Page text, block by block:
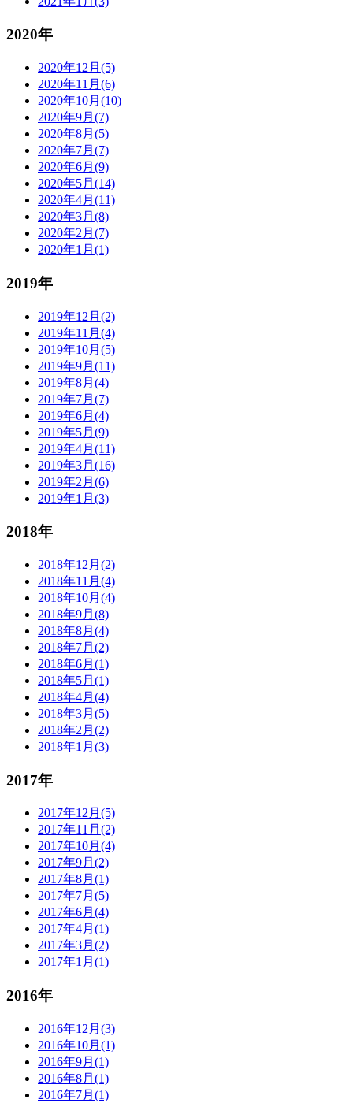
2020年
2020年12月(5)
2020年11月(6)
2020年10月(10)
2020年9月(7)
2020年8月(5)
2020年7月(7)
2020年6月(9)
2020年5月(14)
2020年4月(11)
2020年3月(8)
2020年2月(7)
2020年1月(1)
2019年
2019年12月(2)
2019年11月(4)
2019年10月(5)
2019年9月(11)
2019年8月(4)
2019年7月(7)
2019年6月(4)
2019年5月(9)
2019年4月(11)
2019年3月(16)
2019年2月(6)
2019年1月(3)
2018年
2018年12月(2)
2018年11月(4)
2018年10月(4)
2018年9月(8)
2018年8月(4)
2018年7月(2)
2018年6月(1)
2018年5月(1)
2018年4月(4)
2018年3月(5)
2018年2月(2)
2018年1月(3)
2017年
2017年12月(5)
2017年11月(2)
2017年10月(4)
2017年9月(2)
2017年8月(1)
2017年7月(5)
2017年6月(4)
2017年4月(1)
2017年3月(2)
2017年1月(1)
2016年
2016年12月(3)
2016年10月(1)
2016年9月(1)
2016年8月(1)
2016年7月(1)